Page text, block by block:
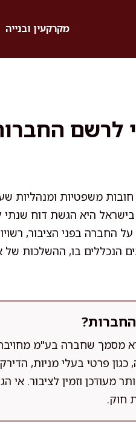
מקרקעין ובנייה
לרשם
משפטיות ומנהליות
היא הגשת דוח
על החברה בפני הציבור,
הנכללים בו, ההשלכות
מסמך שחברה בע"מ
כגון פרטי בעלי מניות,
מעודכן וזמין לציבור. אי
חוק.